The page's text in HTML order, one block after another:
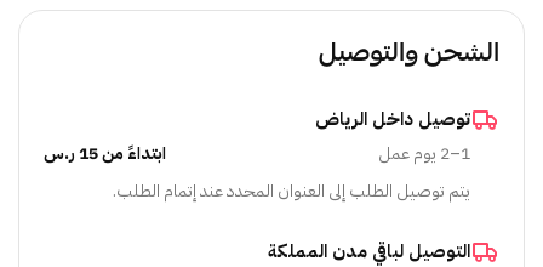
الشحن والتوصيل
توصيل داخل الرياض
1–2 يوم عمل
ابتداءً من 15 ر.س
يتم توصيل الطلب إلى العنوان المحدد عند إتمام الطلب.
التوصيل لباقي مدن المملكة